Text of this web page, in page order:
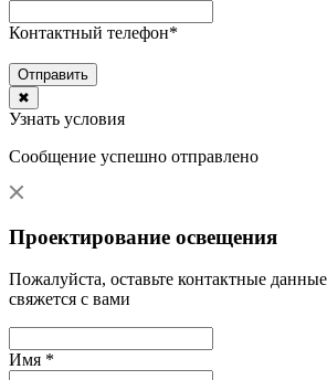
Контактный телефон*
Отправить
✖
Узнать условия
Сообщение успешно отправлено
Проектирование освещения
Пожалуйста, оставьте контактные
свяжется с вами
Имя *